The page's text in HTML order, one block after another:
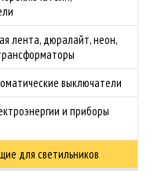
лента, дюралайт, неон,
выключатели
и приборы
для светильников